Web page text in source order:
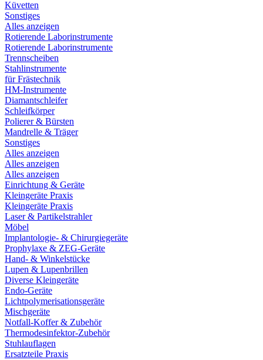
Küvetten
Sonstiges
Alles anzeigen
Rotierende Laborinstrumente
Rotierende Laborinstrumente
Trennscheiben
Stahlinstrumente
für Frästechnik
HM-Instrumente
Diamantschleifer
Schleifkörper
Polierer & Bürsten
Mandrelle & Träger
Sonstiges
Alles anzeigen
Alles anzeigen
Alles anzeigen
Einrichtung & Geräte
Kleingeräte Praxis
Kleingeräte Praxis
Laser & Partikelstrahler
Möbel
Implantologie- & Chirurgiegeräte
Prophylaxe & ZEG-Geräte
Hand- & Winkelstücke
Lupen & Lupenbrillen
Diverse Kleingeräte
Endo-Geräte
Lichtpolymerisationsgeräte
Mischgeräte
Notfall-Koffer & Zubehör
Thermodesinfektor-Zubehör
Stuhlauflagen
Ersatzteile Praxis